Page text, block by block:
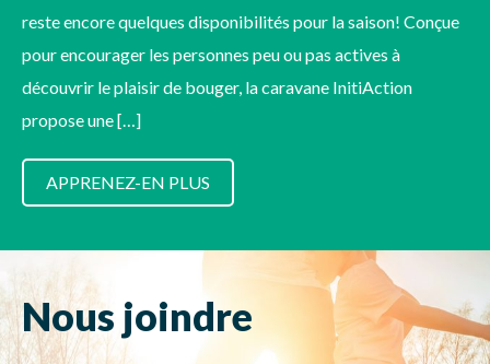
reste encore quelques disponibilités pour la saison! Conçue
pour encourager les personnes peu ou pas actives à
découvrir le plaisir de bouger, la caravane InitiAction
propose une […]
APPRENEZ-EN PLUS
Nous joindre